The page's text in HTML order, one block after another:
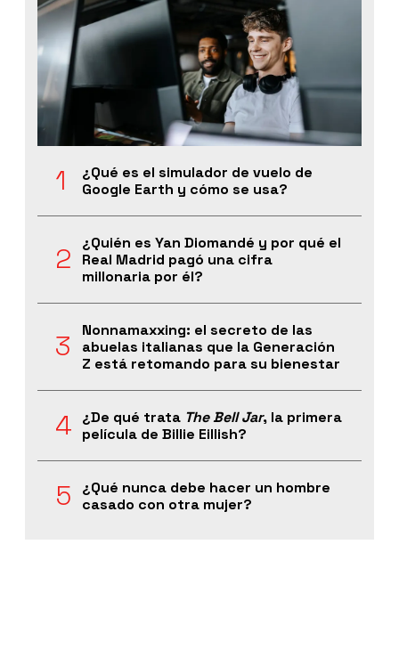
¿Qué es el simulador de vuelo de
Google Earth y cómo se usa?
¿Quién es Yan Diomandé y por qué el
Real Madrid pagó una cifra
millonaria por él?
Nonnamaxxing: el secreto de las
abuelas italianas que la Generación
Z está retomando para su bienestar
¿De qué trata The Bell Jar, la primera
película de Billie Eillish?
¿Qué nunca debe hacer un hombre
casado con otra mujer?